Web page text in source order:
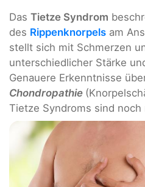
Das Tietze Syndrom
des Rippenknorpels am
stellt sich mit Schmerzen
unterschiedlicher Stärke
Genauere Erkenntnisse
Chondropathie
Tietze Syndroms sind